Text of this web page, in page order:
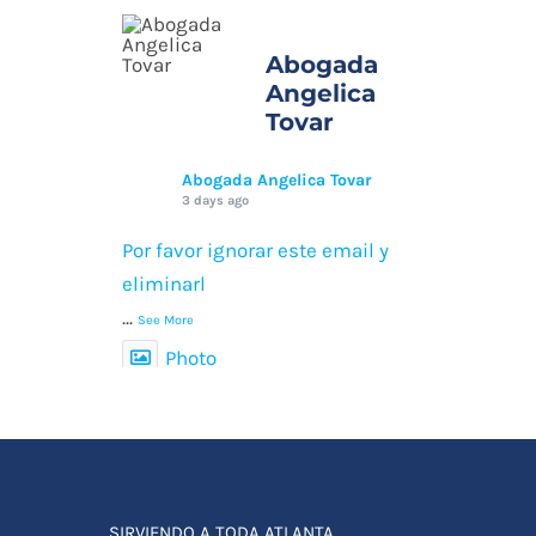
del estatus
migratorio en
Abogada
Angelica
Tovar
Abogada Angelica Tovar
3 days ago
Por favor ignorar este email y
eliminarl
... See More
Photo